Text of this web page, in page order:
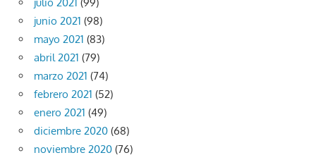
junio 2021 (98)
mayo 2021 (83)
abril 2021 (79)
marzo 2021 (74)
febrero 2021 (52)
enero 2021 (49)
diciembre 2020 (68)
noviembre 2020 (76)